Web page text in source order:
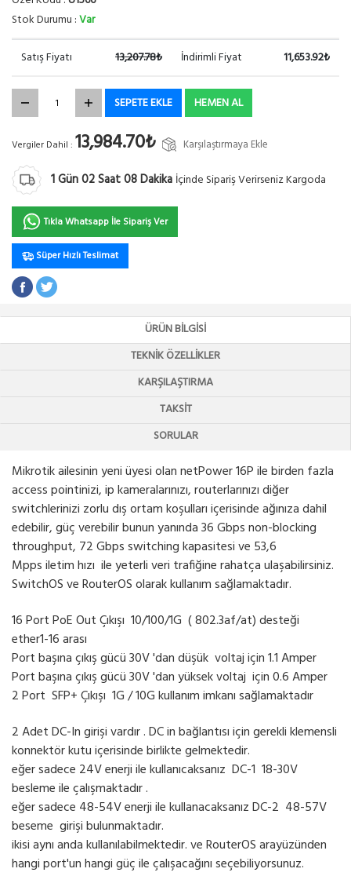
Stok Durumu :Var
Satış Fiyatı 13,207.78₺ İndirimli Fiyat 11,653.92₺
SEPETE EKLE HEMEN AL
Vergiler Dahil : 13,984.70₺ Karşılaştırmaya Ekle
1Gün02Saat08Dakika İçinde Sipariş Verirseniz Kargoda
Tıkla Whatsapp İle Sipariş Ver
Süper Hızlı Teslimat
ÜRÜN BILGISI
TEKNIK ÖZELLIKLER
KARŞILAŞTIRMA
TAKSIT
SORULAR
Mikrotik ailesinin yeni üyesi olan netPower 16P ile birden fazla
access pointinizi, ip kameralarınızı, routerlarınızı diğer
switchlerinizi zorlu dış ortam koşulları içerisinde ağınıza dahil
edebilir, güç verebilir bunun yanında 36 Gbps non-blocking
throughput, 72 Gbps switching kapasitesi ve 53,6
Mpps iletim hızı ile yeterli veri trafiğine rahatça ulaşabilirsiniz.
SwitchOS ve RouterOS olarak kullanım sağlamaktadır.
16 Port PoE Out Çıkışı 10/100/1G ( 802.3af/at) desteği
ether1-16 arası
Port başına çıkış gücü 30V 'dan düşük voltaj için 1.1 Amper
Port başına çıkış gücü 30V 'dan yüksek voltaj için 0.6 Amper
2 Port SFP+ Çıkışı 1G / 10G kullanım imkanı sağlamaktadır
2 Adet DC-In girişi vardır . DC in bağlantısı için gerekli klemensli
konnektör kutu içerisinde birlikte gelmektedir.
eğer sadece 24V enerji ile kullanıcaksanız DC-1 18-30V
besleme ile çalışmaktadır .
eğer sadece 48-54V enerji ile kullanacaksanız DC-2 48-57V
beseme girişi bulunmaktadır.
ikisi aynı anda kullanılabilmektedir. ve RouterOS arayüzünden
hangi port'un hangi güç ile çalışacağını seçebiliyorsunuz.